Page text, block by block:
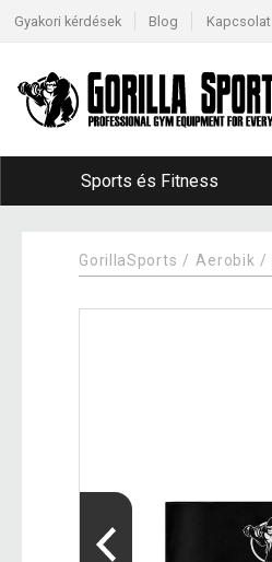
Gyakori kérdések Blog Kapcsolat
Sports és Fitness
GorillaSports Aerobik